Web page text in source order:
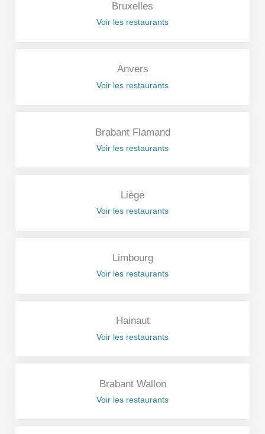
Bruxelles
Voir les restaurants
Anvers
Voir les restaurants
Brabant Flamand
Voir les restaurants
Liège
Voir les restaurants
Limbourg
Voir les restaurants
Hainaut
Voir les restaurants
Brabant Wallon
Voir les restaurants